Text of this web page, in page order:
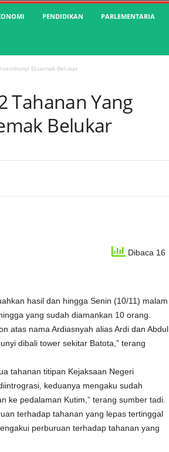
PENDIDIKAN PARLEMENTARIA
Disemak Belukar
Tahanan Yang
Belukar
Dibaca 16
hasil dan hingga Senin (10/11) malam
yang sudah diamankan 10 orang.
atas nama Ardiasnyah alias Ardi dan Abdul
dibali tower sekitar Batota,” terang
tahanan titipan Kejaksaan Negeri
keduanya mengaku sudah
ke pedalaman Kutim,” terang sumber tadi.
terhadap tahanan yang lepas tertinggal
perburuan terhadap tahanan yang